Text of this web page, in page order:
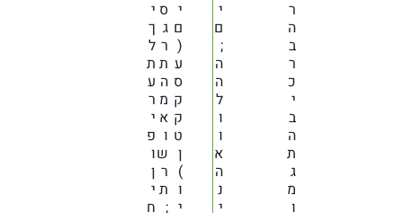
ר
ה
ב
ר
כ
י
ב
ה
ת
ג
מ
ו
י
ם
;
ה
ה
ל
ו
ו
א
ה
נ
י
י
ם
(
ע
ס
ק
ק
ט
ן
)
ו
י
ס
ג
ר
ת
ה
מ
א
ו
ש
ר
ת
;
י
ך
ל
ת
ע
ר
י
פ
ו
ן
י
ח